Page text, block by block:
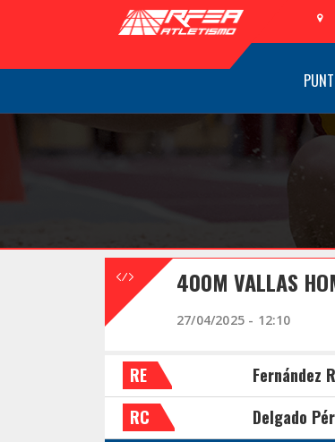
400M VALLAS
27/04/2025 - 12:10
RE Fernández
RC Delgado